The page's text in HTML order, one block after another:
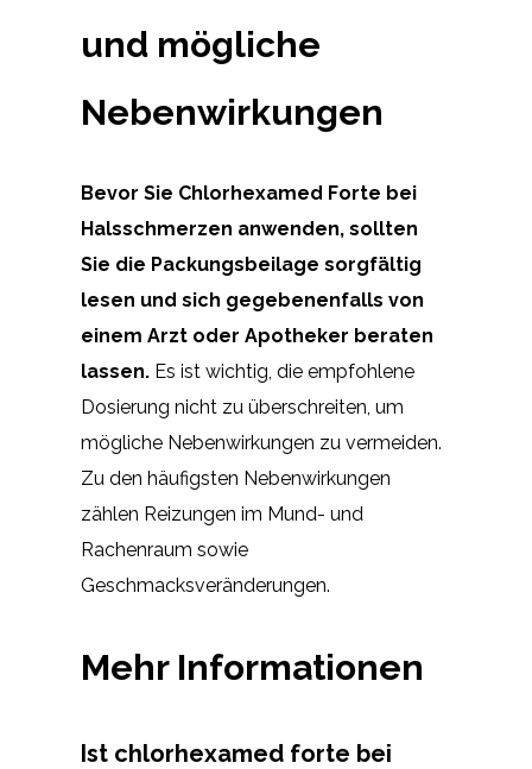
und mögliche
Nebenwirkungen
Bevor Sie Chlorhexamed Forte bei
Halsschmerzen anwenden, sollten
Sie die Packungsbeilage sorgfältig
lesen und sich gegebenenfalls von
einem Arzt oder Apotheker beraten
lassen. Es ist wichtig, die empfohlene
Dosierung nicht zu überschreiten, um
mögliche Nebenwirkungen zu vermeiden.
Zu den häufigsten Nebenwirkungen
zählen Reizungen im Mund- und
Rachenraum sowie
Geschmacksveränderungen.
Mehr Informationen
Ist chlorhexamed forte bei